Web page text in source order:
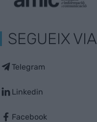
SEGUEIX
Telegram
Linkedin
Facebook